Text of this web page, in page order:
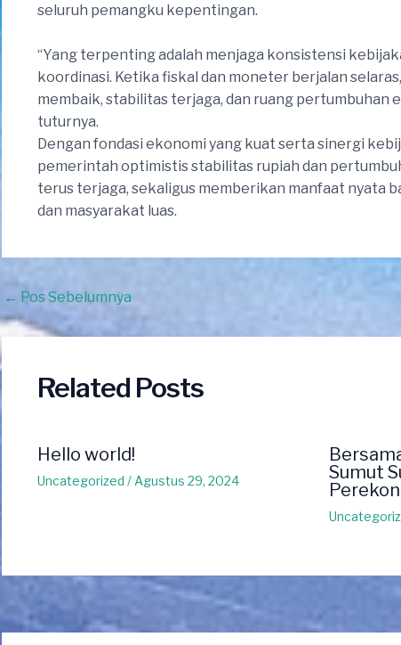
seluruh pemangku kepentingan.
“Yang terpenting adalah menjaga konsistensi
koordinasi. Ketika fiskal dan moneter berjalan
membaik, stabilitas terjaga, dan ruang pertumbuhan
tuturnya.
Dengan fondasi ekonomi yang kuat serta sinergi
pemerintah optimistis stabilitas rupiah dan
terus terjaga, sekaligus memberikan manfaat nyata
dan masyarakat luas.
Post
navigation
← Pos Sebelumnya
Related Posts
Hello world!
Uncategorized / Agustus 29, 2024
Sumut